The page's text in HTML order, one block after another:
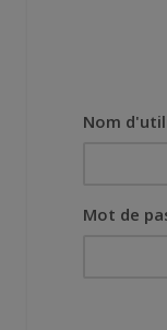
Nom
Mot de